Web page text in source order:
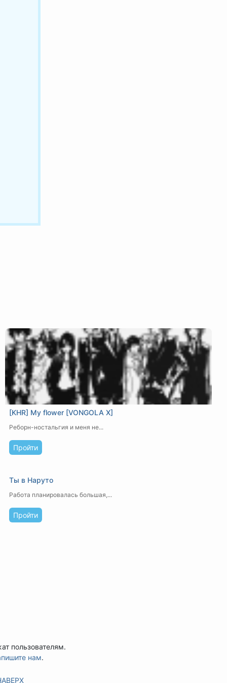
[KHR] My flower [VONGOLA X]
Реборн-ностальгия и меня не...
Пройти
Ты в Наруто
Работа планировалась большая,...
Пройти
пользователям.
нам.